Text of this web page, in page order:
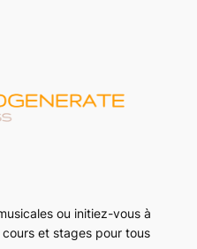
ou initiez-vous à
et stages pour tous